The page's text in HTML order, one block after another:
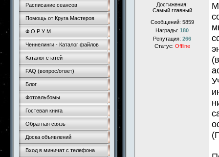
Расписание сеансов
Помощь от Круга Мастеров
Ф О Р У М
Ченнелинги - Каталог файлов
Каталог статей
FAQ (вопрос/ответ)
Блог
Фотоальбомы
Гостевая книга
Обратная связь
Доска объявлений
Вход в миничат с телефона
Достижения:
Самый главный
Сообщений: 5859
Награды: 180
Репутация: 266
Статус: Offline